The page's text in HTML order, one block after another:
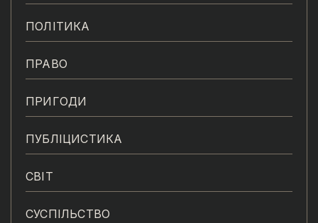
ПОЛІТИКА
ПРАВО
ПРИГОДИ
ПУБЛІЦИСТИКА
СВІТ
СУСПІЛЬСТВО